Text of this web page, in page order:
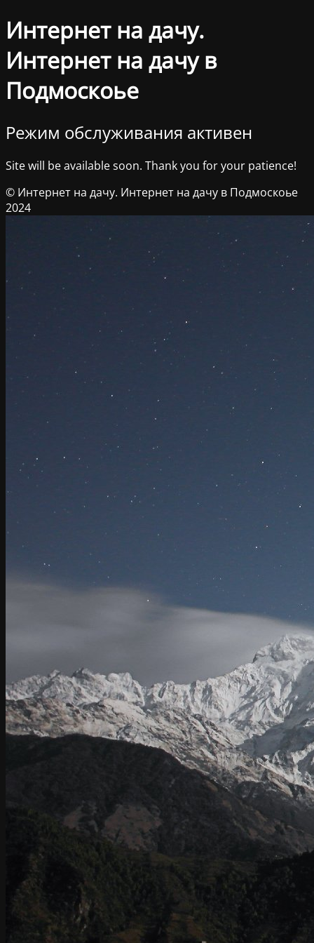
Интернет на дачу.
Интернет на дачу в
Подмоскоье
Режим обслуживания активен
Site will be available soon. Thank you for your patience!
© Интернет на дачу. Интернет на дачу в Подмоскоье
2024